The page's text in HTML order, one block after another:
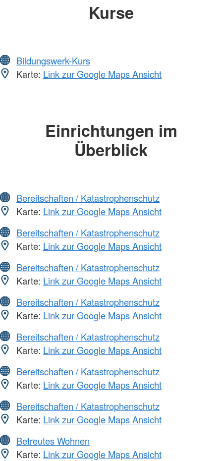
Kurse
Bildungswerk-Kurs
Karte: Link zur Google Maps Ansicht
Einrichtungen im
Überblick
Bereitschaften / Katastrophenschutz
Karte: Link zur Google Maps Ansicht
Bereitschaften / Katastrophenschutz
Karte: Link zur Google Maps Ansicht
Bereitschaften / Katastrophenschutz
Karte: Link zur Google Maps Ansicht
Bereitschaften / Katastrophenschutz
Karte: Link zur Google Maps Ansicht
Bereitschaften / Katastrophenschutz
Karte: Link zur Google Maps Ansicht
Bereitschaften / Katastrophenschutz
Karte: Link zur Google Maps Ansicht
Bereitschaften / Katastrophenschutz
Karte: Link zur Google Maps Ansicht
Betreutes Wohnen
Karte: Link zur Google Maps Ansicht